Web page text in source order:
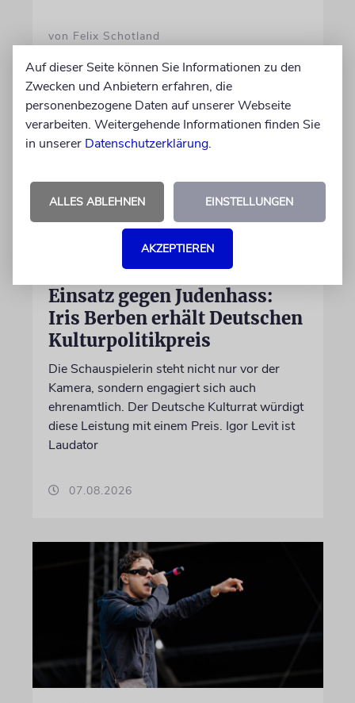
von Felix Schotland
Einsatz gegen Judenhass:
Iris Berben erhält Deutschen
Kulturpolitikpreis
Die Schauspielerin steht nicht nur vor der
Kamera, sondern engagiert sich auch
ehrenamtlich. Der Deutsche Kulturrat würdigt
diese Leistung mit einem Preis. Igor Levit ist
Laudator
07.08.2026
Auf dieser Seite können Sie Informationen zu den
Zwecken und Anbietern erfahren, die
personenbezogene Daten auf unserer Webseite
verarbeiten. Weitergehende Informationen finden Sie
in unserer Datenschutzerklärung.
ALLES ABLEHNEN EINSTELLUNGEN
AKZEPTIEREN